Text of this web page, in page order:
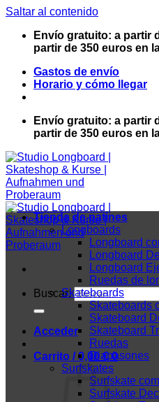
Saltar al contenido
Envío gratuito: a partir
partir de 350 euros en
Gastos de envío
Horario y cómo llegar
Envío gratuito: a partir
partir de 350 euros en
Buscar:
Acceder
Carrito /0,00€ 0
Tienda de patines
Longboards
Longboard
Longboard
Longboard
Ruedas de
Skateboards
Skateboards
Skateboard
Skateboard
Ruedas
Diapasones
Surfskates
Surfskate
Surfskate